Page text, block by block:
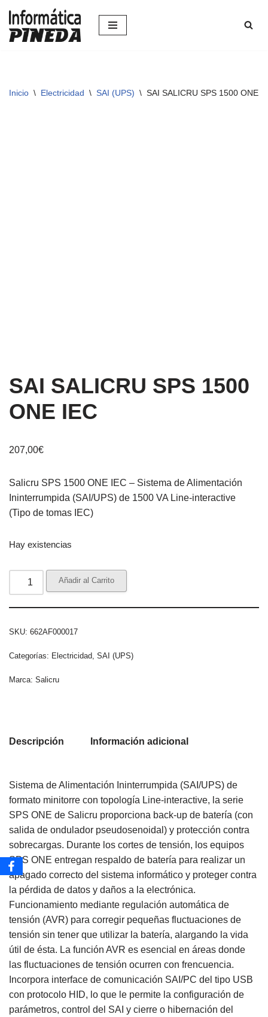
Saltar
Inicio \ Electricidad \ SAI (UPS) \ SAI SALICRU SPS 1500 ONE
SAI SALICRU SPS 1500
ONE IEC
207,00€
Salicru SPS 1500 ONE IEC – Sistema de Alimentación
Ininterrumpida (SAI/UPS) de 1500 VA Line-interactive
(Tipo de tomas IEC)
Hay existencias
Añadir al Carrito
SKU: 662AF000017
Categorías: Electricidad SAI (UPS)
Marca: Salicru
Descripción Información adicional
Sistema de Alimentación Ininterrumpida (SAI/UPS) de
formato minitorre con topología Line-interactive, la serie
SPS ONE de Salicru proporciona back-up de batería (con
salida de ondulador pseudosenoidal) y protección contra
sobrecargas. Durante los cortes de tensión, los equipos
SPS ONE entregan respaldo de batería para realizar un
apagado correcto del sistema informático y proteger contra
la pérdida de datos y daños a la electrónica.
Funcionamiento mediante regulación automática de
tensión (AVR) para corregir pequeñas fluctuaciones de
tensión sin tener que utilizar la batería, alargando la vida
útil de ésta. La función AVR es esencial en áreas donde
las fluctuaciones de tensión ocurren con frencuencia.
Incorpora interface de comunicación SAI/PC del tipo USB
con protocolo HID, lo que le permite la configuración de
parámetros, control del SAI y cierre o hibernación del